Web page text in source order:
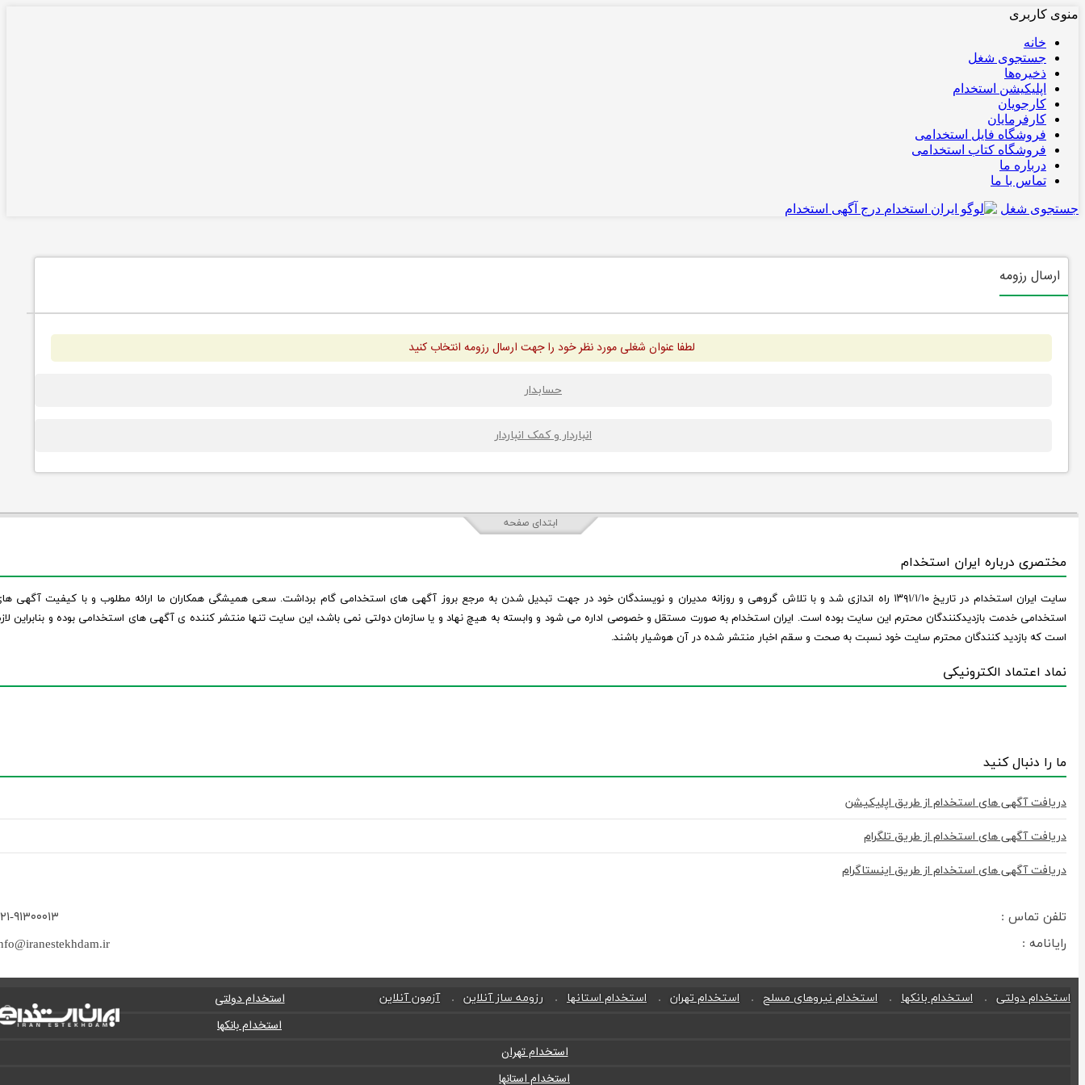
منوی کاربری
خانه
جستجوی شغل
ذخیره‌ها
اپلیکیشن استخدام
کارجویان
کارفرمایان
فروشگاه فایل استخدامی
فروشگاه کتاب استخدامی
درباره ما
تماس با ما
جستجوی شغل درج آگهی استخدام
ارسال رزومه
لطفا عنوان شغلی مورد نظر خود را جهت ارسال رزومه انتخاب کنید
حسابدار
انباردار و کمک انباردار
ابتدای صفحه
مختصری درباره ایران استخدام
سایت ایران استخدام در تاریخ ۱۳۹۱/۱/۱۰ راه اندازی شد و با تلاش گروهی و روزانه مدیران و نویسندگان خود در جهت تبدیل شدن به مرجع بروز آگهی های استخدامی گام برداشت. سعی همیشگی همکاران ما ارائه مطلوب و با کیفیت آگهی
استخدامی خدمت بازدیدکنندگان محترم این سایت بوده است. ایران استخدام به صورت مستقل و خصوصی اداره می شود و وابسته به هیچ نهاد و یا سازمان دولتی نمی باشد، این سایت تنها منتشر کننده ی آگهی های استخدامی بوده و بنابراین
است که بازدید کنندگان محترم سایت خود نسبت به صحت و سقم اخبار منتشر شده در آن هوشیار باشند.
نماد اعتماد الکترونیکی
ما را دنبال کنید
دریافت آگهی های استخدام از طریق اپلیکیشن
دریافت آگهی های استخدام از طریق تلگرام
دریافت آگهی های استخدام از طریق اینستاگرام
تلفن تماس :
۰۲۱-
رایانامه :
استخدام دولتی استخدام بانکها استخدام نیروهای مسلح استخدام تهران استخدام استانها رزومه ساز آنلاین آزمون آنلاین
استخدام دولتی
استخدام بانکها
استخدام تهران
استخدام استانها